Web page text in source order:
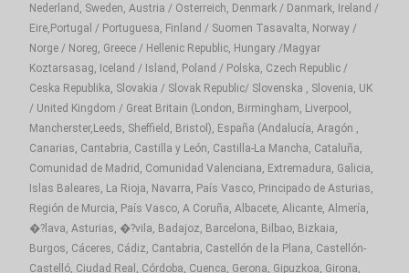
Nederland, Sweden, Austria / Osterreich, Denmark / Danmark, Ireland /
Eire,Portugal / Portuguesa, Finland / Suomen Tasavalta, Norway /
Norge / Noreg, Greece / Hellenic Republic, Hungary /Magyar
Koztarsasag, Iceland / Island, Poland / Polska, Czech Republic /
Ceska Republika, Slovakia / Slovak Republic/ Slovenska , Slovenia, UK
/ United Kingdom / Great Britain (London, Birmingham, Liverpool,
Mancherster,Leeds, Sheffield, Bristol), España (Andalucía, Aragón ,
Canarias, Cantabria, Castilla y León, Castilla-La Mancha, Cataluña,
Comunidad de Madrid, Comunidad Valenciana, Extremadura, Galicia,
Islas Baleares, La Rioja, Navarra, País Vasco, Principado de Asturias,
Región de Murcia, País Vasco, A Coruña, Albacete, Alicante, Almería,
�?lava, Asturias, �?vila, Badajoz, Barcelona, Bilbao, Bizkaia,
Burgos, Cáceres, Cádiz, Cantabria, Castellón de la Plana, Castellón-
Castelló, Ciudad Real, Córdoba, Cuenca, Gerona, Gipuzkoa, Girona,